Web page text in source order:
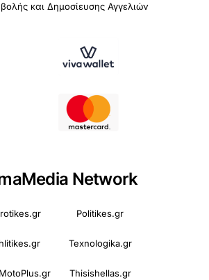
και Δημοσίευσης Αγγελιών
Network
Politikes.gr
Texnologika.gr
Thisishellas.gr